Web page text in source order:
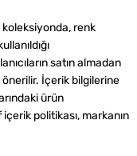
koleksiyonda, renk
satın almadan
İçerik bilgilerine
ürün
politikası, markanın